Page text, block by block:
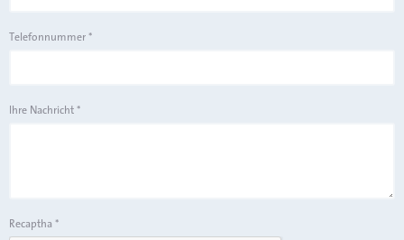
Telefonnummer*
Ihre Nachricht*
Recaptha *